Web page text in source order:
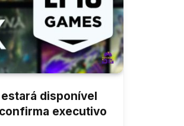
disponível
executivo